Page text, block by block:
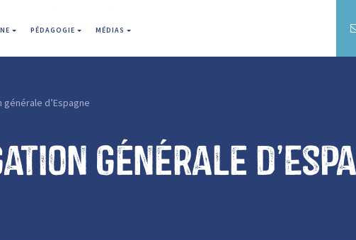
PÉDAGOGIE MÉDIAS
générale d’Espagne
générale